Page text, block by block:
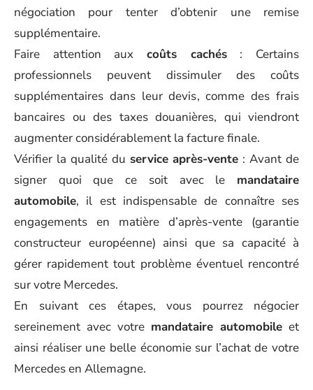
négociation pour tenter d’obtenir une remise
supplémentaire.
Faire attention aux coûts cachés: Certains
professionnels peuvent dissimuler des coûts
supplémentaires dans leur devis, comme des frais
bancaires ou des taxes douanières, qui viendront
augmenter considérablement la facture finale.
Vérifier la qualité du service après-vente : Avant de
signer quoi que ce soit avec le mandataire
automobile, il est indispensable de connaître ses
engagements en matière d’après-vente (garantie
constructeur européenne) ainsi que sa capacité à
gérer rapidement tout problème éventuel rencontré
sur votre Mercedes.
En suivant ces étapes, vous pourrez négocier
sereinement avec votre mandataire automobile et
ainsi réaliser une belle économie sur l’achat de votre
Mercedes en Allemagne.